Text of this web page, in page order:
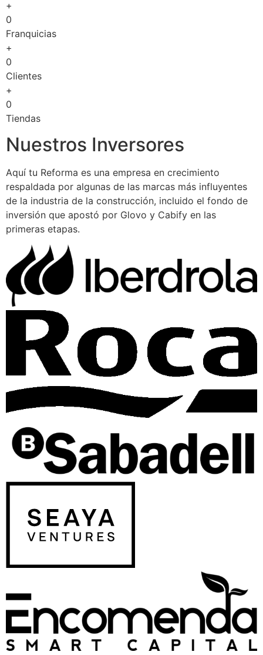
+
0
Franquicias
+
0
Clientes
+
0
Tiendas
Nuestros Inversores
Aquí tu Reforma es una empresa en crecimiento
respaldada por algunas de las marcas más influyentes
de la industria de la construcción, incluido el fondo de
inversión que apostó por Glovo y Cabify en las
primeras etapas.